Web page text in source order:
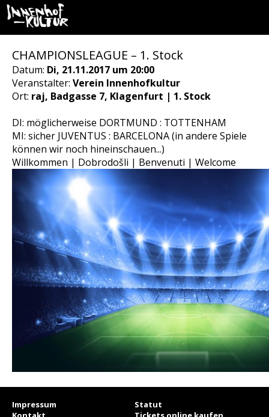
CHAMPIONSLEAGUE – 1. Stock
Datum: Di, 21.11.2017 um 20:00
Veranstalter: Verein Innenhofkultur
Ort: raj, Badgasse 7, Klagenfurt | 1. Stock
DI: möglicherweise DORTMUND : TOTTENHAM
MI: sicher JUVENTUS : BARCELONA (in andere Spiele
können wir noch hineinschauen...)
Willkommen | Dobrodošli | Benvenuti | Welcome
Impressum
Statut